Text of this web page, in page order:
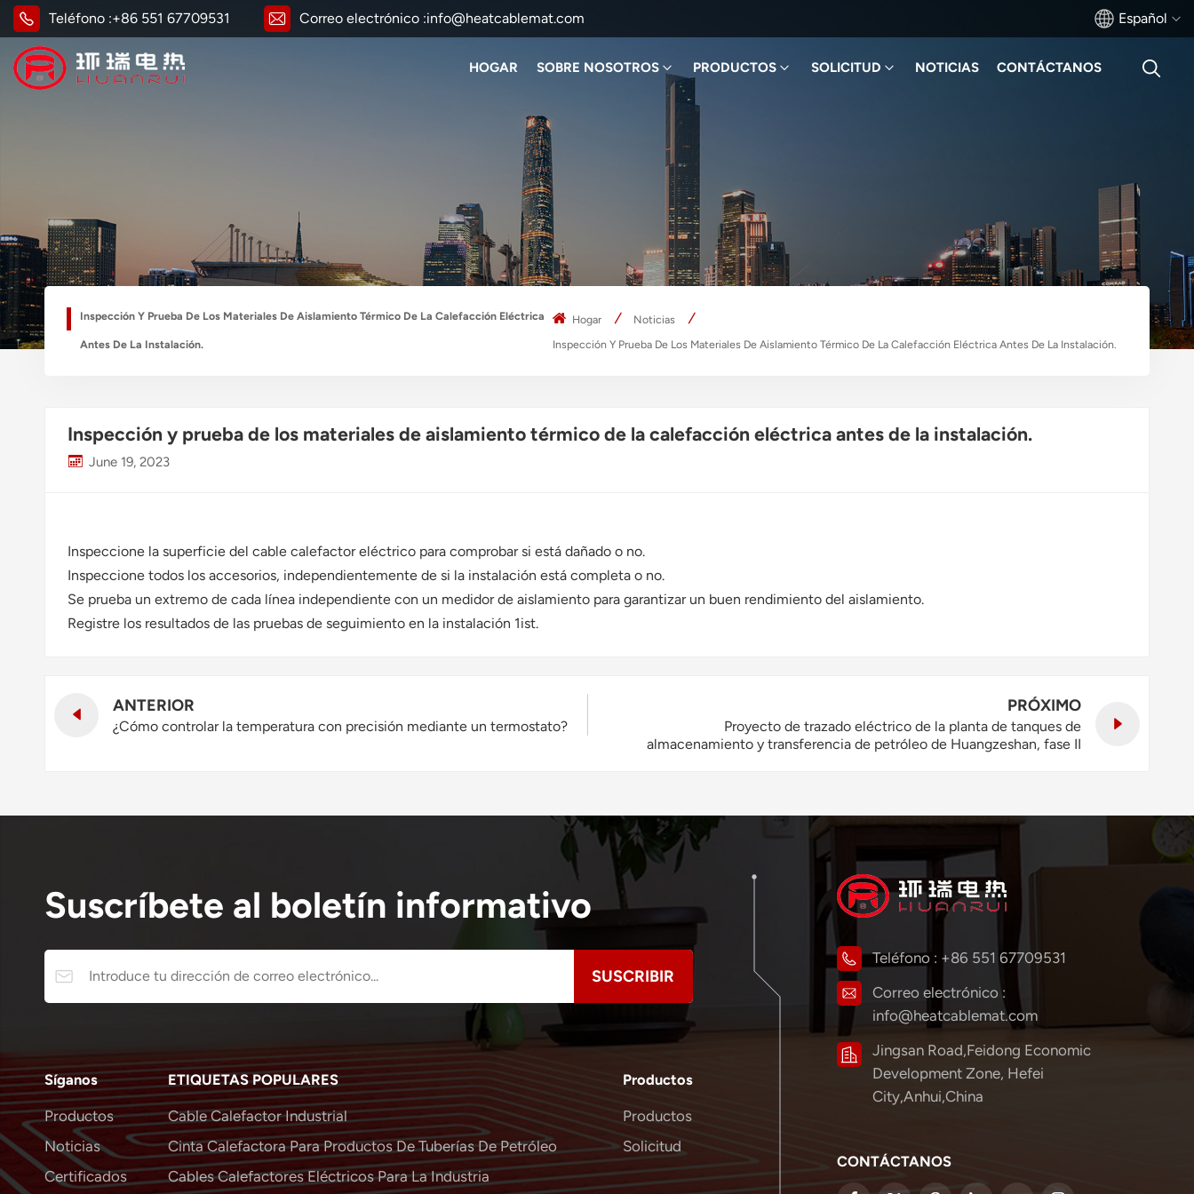
Teléfono :+86 551 67709531 Correo electrónico :info@heatcablemat.com Español
русский
italiano
português
HOGAR SOBRE NOSOTROS PRODUCTOS SOLICITUD NOTICIAS CONTÁCTANOS
Inspección Y Prueba De Los Materiales De Aislamiento Térmico De La Calefacción Eléctrica
Antes De La Instalación.
Hogar
Noticias
Inspección Y Prueba De Los Materiales De Aislamiento Térmico De La Calefacción Eléctrica Antes De La Instalación.
Inspección y prueba de los materiales de aislamiento térmico de la calefacción eléctrica antes de la instalación.
June 19, 2023
Inspeccione la superficie del cable calefactor eléctrico para comprobar si está dañado o no.
Inspeccione todos los accesorios, independientemente de si la instalación está completa o no.
Se prueba un extremo de cada línea independiente con un medidor de aislamiento para garantizar un buen rendimiento del aislamiento.
Registre los resultados de las pruebas de seguimiento en la instalación 1ist.
ANTERIOR
¿Cómo controlar la temperatura con precisión mediante un termostato?
PRÓXIMO
Proyecto de trazado eléctrico de la planta de tanques de
almacenamiento y transferencia de petróleo de Huangzeshan, fase II
Suscríbete al boletín informativo
Síganos
Productos
Noticias
Certificados
ETIQUETAS POPULARES
Cable Calefactor Industrial
Cinta Calefactora Para Productos De Tuberías De Petróleo
Cables Calefactores Eléctricos Para La Industria
Productos
Productos
Solicitud
Teléfono : +86 551 67709531
Correo electrónico :
info@heatcablemat.com
Jingsan Road,Feidong Economic
Development Zone, Hefei
City,Anhui,China
CONTÁCTANOS